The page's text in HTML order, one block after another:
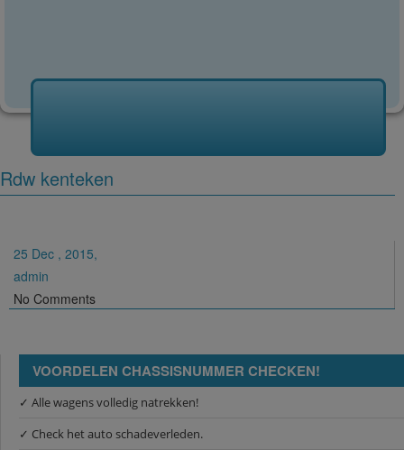
Rdw kenteken
25 Dec , 2015,
admin
No Comments
VOORDELEN CHASSISNUMMER CHECKEN!
✓ Alle wagens volledig natrekken!
✓ Check het auto schadeverleden.